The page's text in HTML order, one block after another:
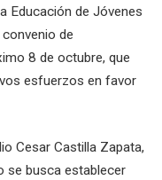
Educación de Jóvenes
de
8 de octubre, que
esfuerzos en favor
Cesar Castilla Zapata,
se busca establecer